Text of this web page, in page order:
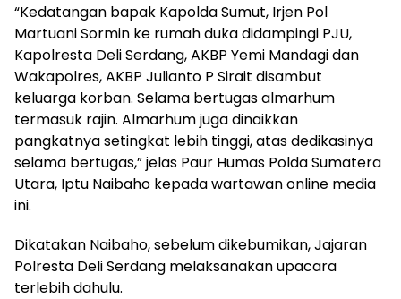
“Kedatangan bapak Kapolda Sumut, Irjen Pol
Martuani Sormin ke rumah duka didampingi PJU,
Kapolresta Deli Serdang, AKBP Yemi Mandagi dan
Wakapolres, AKBP Julianto P Sirait disambut
keluarga korban. Selama bertugas almarhum
termasuk rajin. Almarhum juga dinaikkan
pangkatnya setingkat lebih tinggi, atas dedikasinya
selama bertugas,” jelas Paur Humas Polda Sumatera
Utara, Iptu Naibaho kepada wartawan online media
ini.
Dikatakan Naibaho, sebelum dikebumikan, Jajaran
Polresta Deli Serdang melaksanakan upacara
terlebih dahulu.